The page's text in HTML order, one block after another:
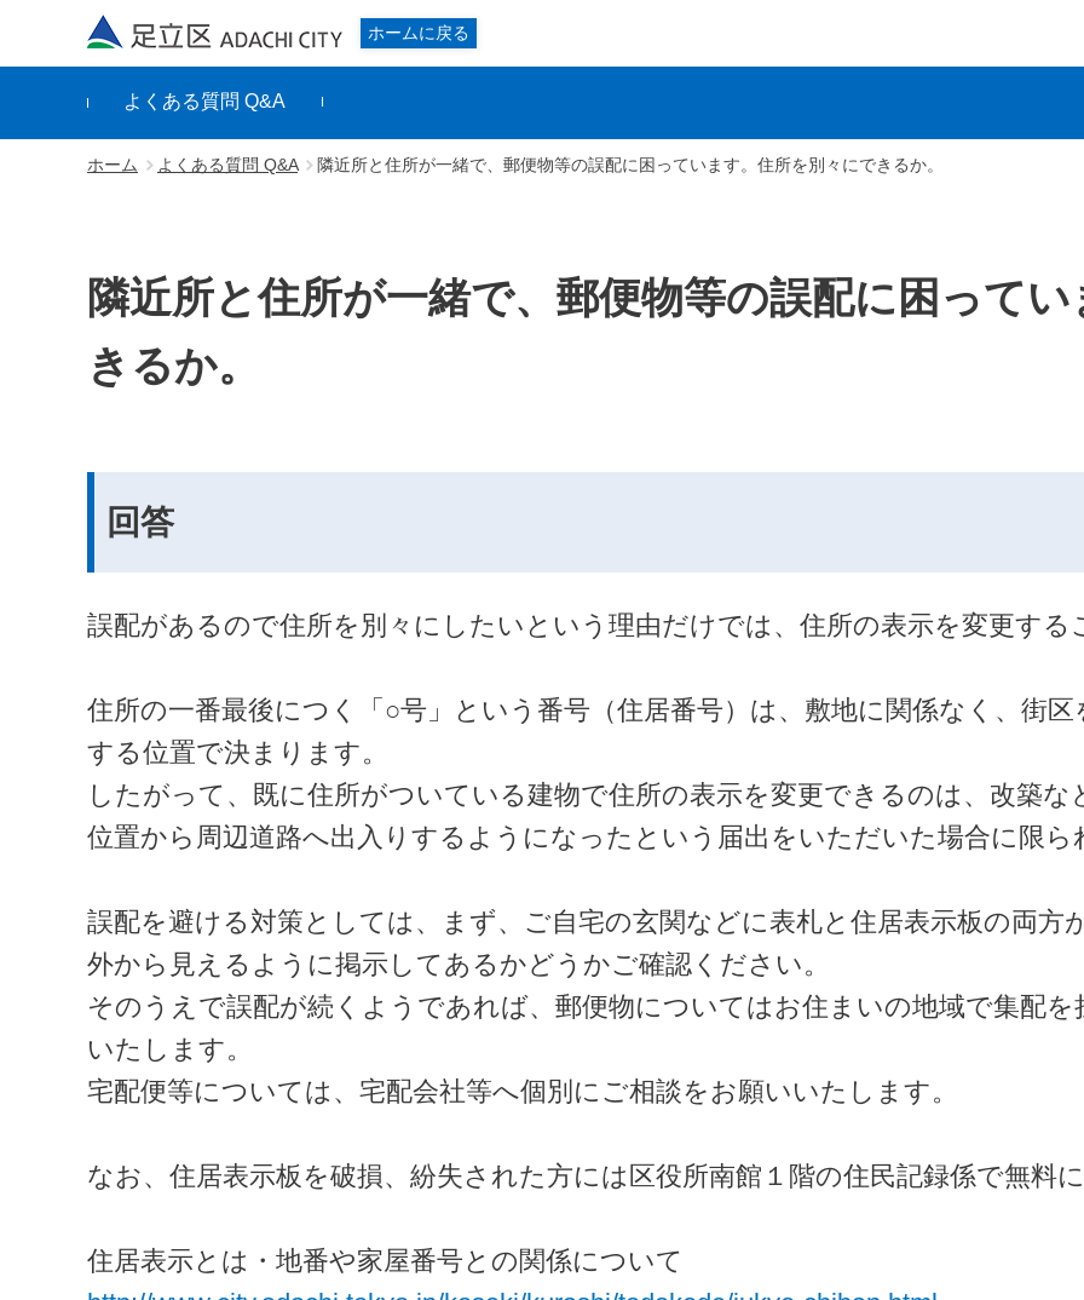
足立区
ホームに戻る
よくある質問 Q&A
ホーム よくある質問 Q&A 隣近所と住所が一緒で、郵便物等の誤配に困っています。住所を別々にできるか。
隣近所と住所が一緒で、郵便物等の誤配に困って
きるか。
回答
誤配があるので住所を別々にしたいという理由だけでは、住所の表示を変更する
住所の一番最後につく「○号」という番号（住居番号）は、敷地に関係なく、街
する位置で決まります。
したがって、既に住所がついている建物で住所の表示を変更できるのは、改築
位置から周辺道路へ出入りするようになったという届出をいただいた場合に限ら
誤配を避ける対策としては、まず、ご自宅の玄関などに表札と住居表示板の両方
外から見えるように掲示してあるかどうかご確認ください。
そのうえで誤配が続くようであれば、郵便物についてはお住まいの地域で集配
いたします。
宅配便等については、宅配会社等へ個別にご相談をお願いいたします。
なお、住居表示板を破損、紛失された方には区役所南館１階の住民記録係で無料
住居表示とは・地番や家屋番号との関係について